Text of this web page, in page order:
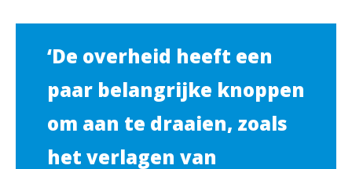
‘De overheid heeft een
paar belangrijke knoppen
om aan te draaien, zoals
het verlagen van